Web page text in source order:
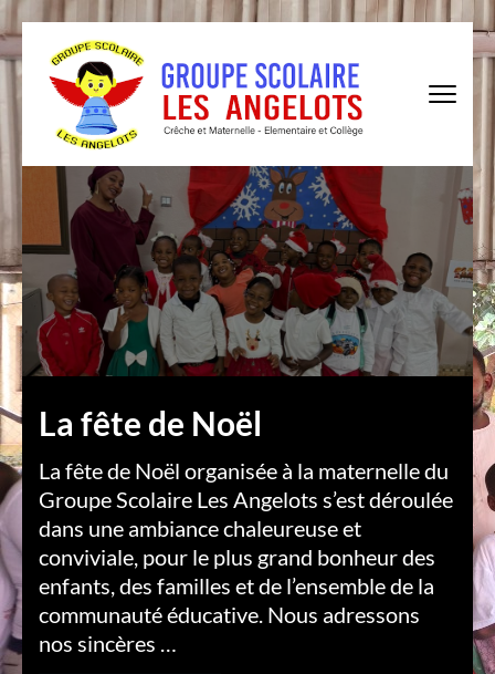
Skip
to
content
Enter)
La fête de Noël
La fête de Noël organisée à la maternelle du
Groupe Scolaire Les Angelots s’est déroulée
dans une ambiance chaleureuse et
conviviale, pour le plus grand bonheur des
enfants, des familles et de l’ensemble de la
communauté éducative. Nous adressons
nos sincères …